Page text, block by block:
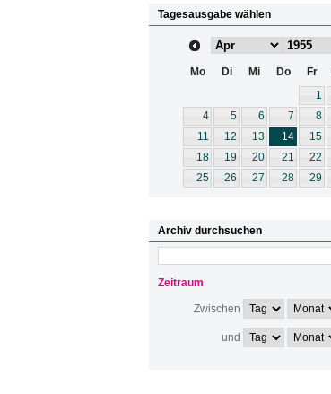
Tagesausgabe wählen
Mo Di Mi Do Fr
1
4
5 6 7 8
11
12 13 14 15
18
19 20 21 22
25
26 27 28 29
Archiv durchsuchen
Zeitraum
Zwischen
und